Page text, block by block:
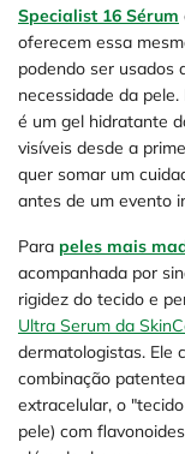
Specialist 16 Sérum
oferecem essa
podendo ser usados
necessidade da
é um gel hidratante
visíveis desde a
quer somar um
antes de um evento
Para peles mais
acompanhada por
rigidez do tecido e
Ultra Serum da
dermatologistas. Ele
combinação
extracelular, o
pele) com